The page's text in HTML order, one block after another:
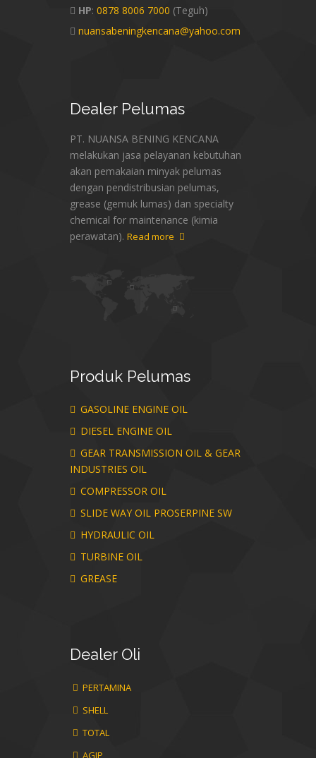
HP: 0878 8006 7000 (Teguh)
nuansabeningkencana@yahoo.com
DealerPelumas
PT. NUANSA BENING KENCANA
melakukan jasa pelayanan kebutuhan
akan pemakaian minyak pelumas
dengan pendistribusian pelumas,
grease (gemuk lumas) dan specialty
chemical for maintenance (kimia
perawatan). Read more
Produk Pelumas
GASOLINE ENGINE OIL
DIESEL ENGINE OIL
GEAR TRANSMISSION OIL & GEAR
INDUSTRIES OIL
COMPRESSOR OIL
SLIDE WAY OIL PROSERPINE SW
HYDRAULIC OIL
TURBINE OIL
GREASE
DealerOli
PERTAMINA
SHELL
TOTAL
AGIP